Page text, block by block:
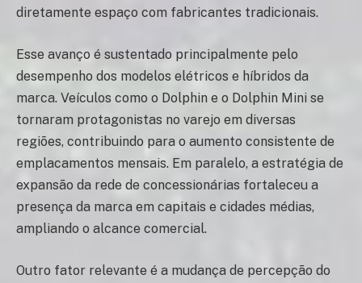
diretamente espaço com fabricantes tradicionais.
Esse avanço é sustentado principalmente pelo
desempenho dos modelos elétricos e híbridos da
marca. Veículos como o Dolphin e o Dolphin Mini se
tornaram protagonistas no varejo em diversas
regiões, contribuindo para o aumento consistente de
emplacamentos mensais. Em paralelo, a estratégia de
expansão da rede de concessionárias fortaleceu a
presença da marca em capitais e cidades médias,
ampliando o alcance comercial.
Outro fator relevante é a mudança de percepção do